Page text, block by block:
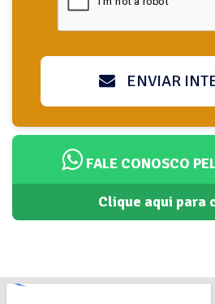
ENVIAR
FALE CONOSCO
Clique aqui para